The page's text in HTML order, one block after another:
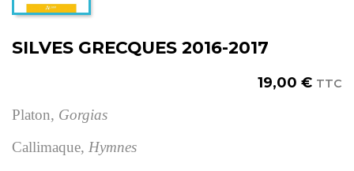
SILVES GRECQUES 2016-2017
19,00 € TTC
Platon, Gorgias
Callimaque, Hymnes